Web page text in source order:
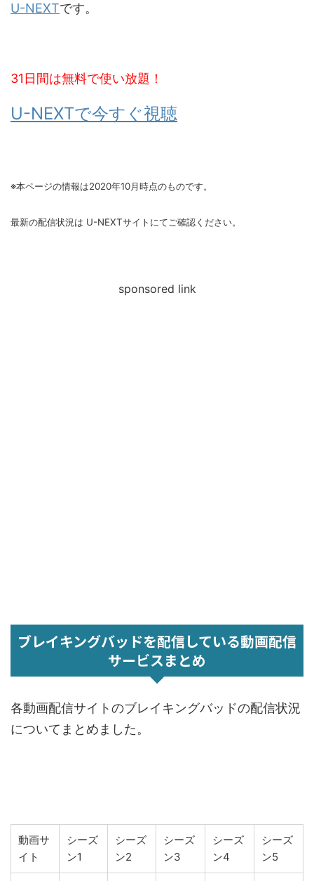
U-NEXTです。
31日間は無料で使い放題！
U-NEXTで今すぐ視聴
※本ページの情報は2020年10月時点のものです。
最新の配信状況は U-NEXTサイトにてご確認ください。
sponsored link
ブレイキングバッドを配信している動画配信
サービスまとめ
各動画配信サイトのブレイキングバッドの配信状況
についてまとめました。
動画サ
イト
シーズ
ン1
シーズ
ン2
シーズ
ン3
シーズ
ン4
シーズ
ン5